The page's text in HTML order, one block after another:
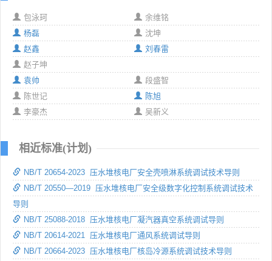
包泳珂
余维铭
杨磊
沈坤
赵鑫
刘春雷
赵子坤
袁帅
段盛智
陈世记
陈旭
李豪杰
吴新义
相近标准(计划)
NB/T 20654-2023 压水堆核电厂安全壳喷淋系统调试技术导则
NB/T 20550—2019 压水堆核电厂安全级数字化控制系统调试技术
导则
NB/T 25088-2018 压水堆核电厂凝汽器真空系统调试导则
NB/T 20614-2021 压水堆核电厂通风系统调试导则
NB/T 20664-2023 压水堆核电厂核岛冷源系统调试技术导则